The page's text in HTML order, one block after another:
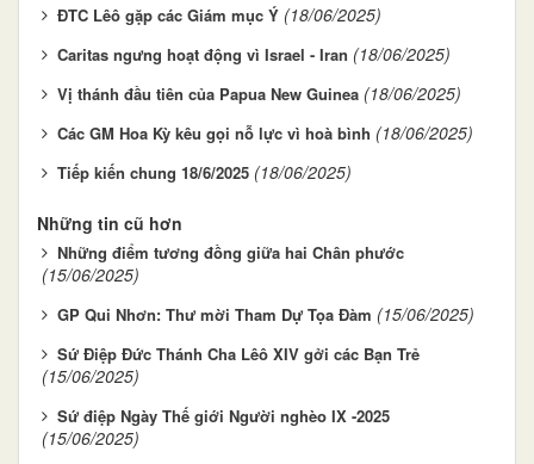
ĐTC Lêô gặp các Giám mục Ý (18/06/2025)
Caritas ngưng hoạt động vì Israel - Iran (18/06/2025)
Vị thánh đầu tiên của Papua New Guinea (18/06/2025)
Các GM Hoa Kỳ kêu gọi nỗ lực vì hoà bình (18/06/2025)
Tiếp kiến chung 18/6/2025 (18/06/2025)
Những tin cũ hơn
Những điểm tương đồng giữa hai Chân phước
(15/06/2025)
GP Qui Nhơn: Thư mời Tham Dự Tọa Đàm (15/06/2025)
Sứ Điệp Đức Thánh Cha Lêô XIV gởi các Bạn Trẻ
(15/06/2025)
Sứ điệp Ngày Thế giới Người nghèo IX -2025
(15/06/2025)